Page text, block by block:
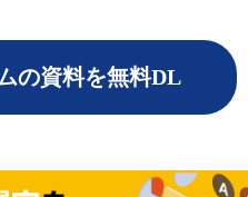
の資料を無料DL